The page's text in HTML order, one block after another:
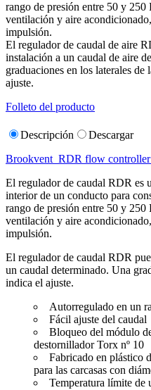
rango de presión entre 50 y 250
ventilación y aire
impulsión.
El regulador de caudal de aire
instalación a un caudal de aire
graduaciones en los laterales
ajuste.
Folleto del producto
Descripción
Descargar
Brookvent_RDR flow
El regulador de caudal RDR es
interior de un conducto para
rango de presión entre 50 y 250
ventilación y aire
impulsión.
El regulador de caudal RDR
un caudal determinado. Una
indica el ajuste.
Autorregulado en un
Fácil ajuste del caudal
Bloqueo del módulo
destornillador Torx nº 10
Fabricado en plástico
para las carcasas con
Temperatura límite de